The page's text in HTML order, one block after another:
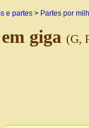
e partes > Partes por
em giga (G,